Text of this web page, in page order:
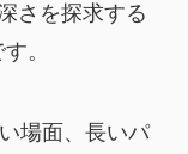
さを探求する
。
場面、長いパ